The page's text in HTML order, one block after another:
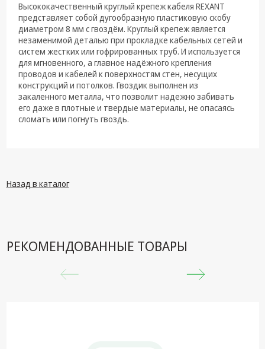
Светотехника
Товары для
дома и Бытовая
техника
Компьютерные
комплектующие
Системы
безопасности
Высококачественный круглый крепеж кабеля REXANT
представляет собой дугообразную пластиковую скобу
диаметром 8 мм с гвоздём. Круглый крепеж является
незаменимой деталью при прокладке кабельных сетей и
систем жестких или гофрированных труб. И используется
для мгновенного, а главное надёжного крепления
проводов и кабелей к поверхностям стен, несущих
конструкций и потолков. Гвоздик выполнен из
закаленного металла, что позволит надежно забивать
его даже в плотные и твердые материалы, не опасаясь
сломать или погнуть гвоздь.
Назад в каталог
РЕКОМЕНДОВАННЫЕ ТОВАРЫ